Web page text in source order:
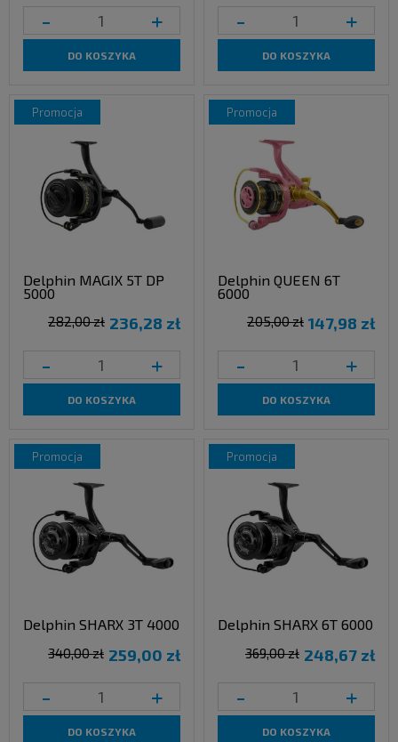
- +
DO KOSZYKA
- +
DO KOSZYKA
Delphin MAGIX 5T DP
5000
236,28 zł
282,00 zł
- +
DO KOSZYKA
promocja
Delphin QUEEN 6T
6000
147,98 zł
205,00 zł
- +
DO KOSZYKA
promocja
Delphin SHARX 3T 4000
259,00 zł
340,00 zł
- +
DO KOSZYKA
promocja
Delphin SHARX 6T 6000
248,67 zł
369,00 zł
- +
DO KOSZYKA
promocja